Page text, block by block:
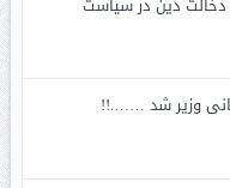
وزیر شد …….!!